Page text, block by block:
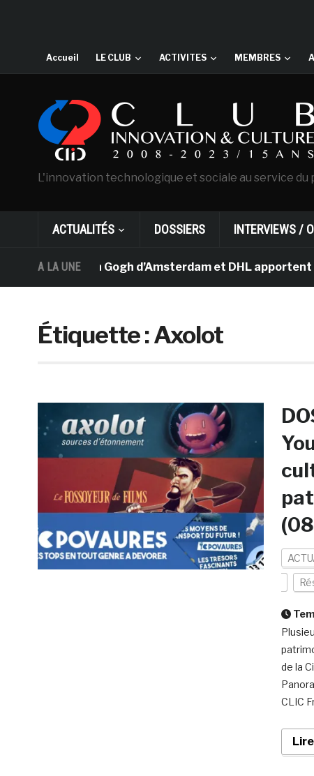
Accueil LE CLUB ACTIVITES MEMBRES
L'innovation technologique et sociale au service
ACTUALITÉS DOSSIERS INTERVIEWS /
A LA UNE
musée Van Gogh d’Amsterdam et DHL apportent l’art
Étiquette :Axolot
de la
CLIC